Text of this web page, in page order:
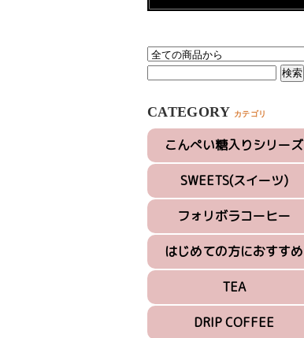
CATEGORY カテゴリ
こんぺい糖入りシリーズ
SWEETS(スイーツ)
フォリボラコーヒー
はじめての方におすすめ
TEA
DRIP COFFEE